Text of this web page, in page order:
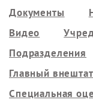
Документы
Видео
Подразделения
Главный
Специальная